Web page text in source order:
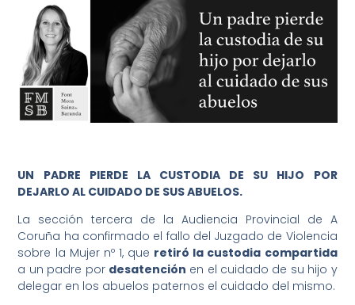
UN PADRE PIERDE LA CUSTODIA DE SU HIJO POR
DEJARLO AL CUIDADO DE SUS ABUELOS.
La sección tercera de la Audiencia Provincial de A
Coruña ha confirmado el fallo del Juzgado de Violencia
sobre la Mujer nº 1, que retiró la custodia compartida
a un padre por desatención en el cuidado de su hijo y
delegar en los abuelos paternos el cuidado del mismo.